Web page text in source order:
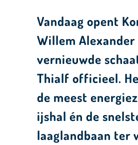
Vandaag opent
Willem Alexander
vernieuwde
Thialf officieel.
de meest
ijshal én de
laaglandbaan ter